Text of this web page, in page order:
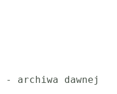
- archiwa dawnej